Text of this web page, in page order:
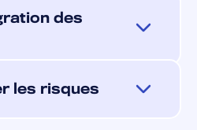
des
vos ressources afin
les risques